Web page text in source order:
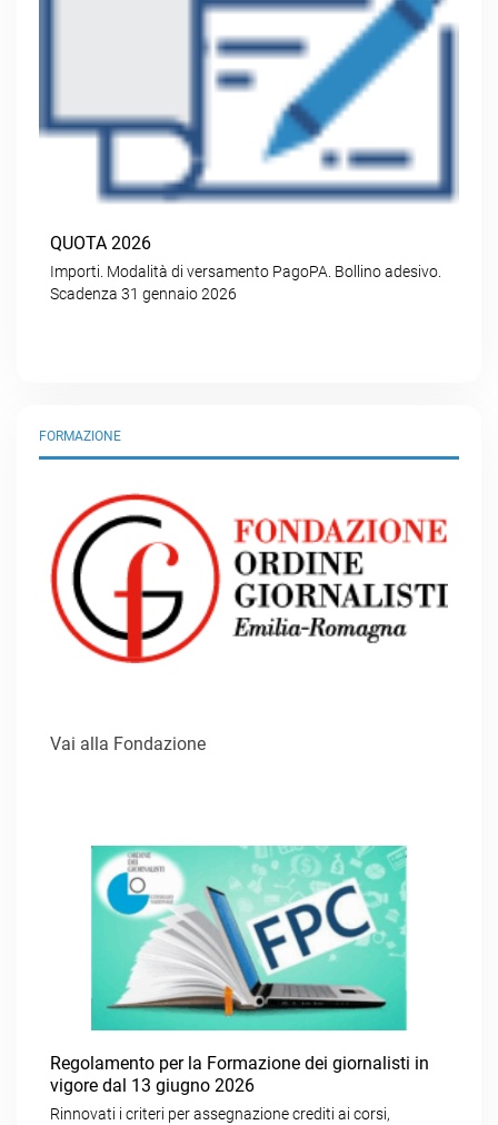
QUOTA 2026
Importi. Modalità di versamento PagoPA. Bollino adesivo.
Scadenza 31 gennaio 2026
FORMAZIONE
Vai alla Fondazione
Regolamento per la Formazione dei giornalisti in
vigore dal 13 giugno 2026
Rinnovati i criteri per assegnazione crediti ai corsi,